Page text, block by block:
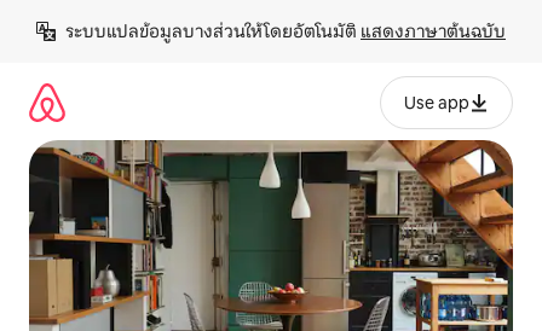
เนื้อหา
ระบบแปลข้อมูลบางส่วนให้โดยอัตโนมัติ แสดงภาษาต้นฉบับ
Use app